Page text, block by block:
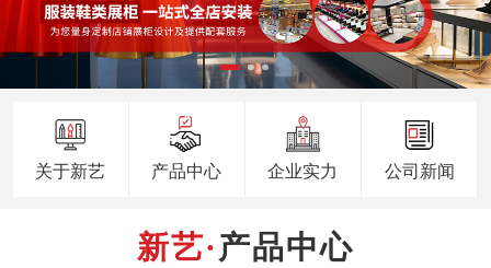
关于新艺 产品中心 企业实力 公司新闻
产品中心